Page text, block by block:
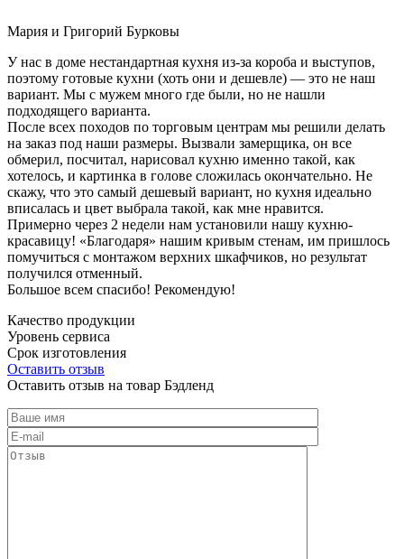
Мария и Григорий Бурковы
У нас в доме нестандартная кухня из-за короба и выступов,
поэтому готовые кухни (хоть они и дешевле) — это не наш
вариант. Мы с мужем много где были, но не нашли
подходящего варианта.
После всех походов по торговым центрам мы решили делать
на заказ под наши размеры. Вызвали замерщика, он все
обмерил, посчитал, нарисовал кухню именно такой, как
хотелось, и картинка в голове сложилась окончательно. Не
скажу, что это самый дешевый вариант, но кухня идеально
вписалась и цвет выбрала такой, как мне нравится.
Примерно через 2 недели нам установили нашу кухню-
красавицу! «Благодаря» нашим кривым стенам, им пришлось
помучиться с монтажом верхних шкафчиков, но результат
получился отменный.
Большое всем спасибо! Рекомендую!
Качество продукции
Уровень сервиса
Срок изготовления
Оставить отзыв
Оставить отзыв на товар Бэдленд